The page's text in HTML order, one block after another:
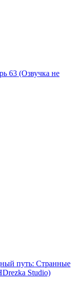
63 (Озвучка не
путь: Странные
Studio)